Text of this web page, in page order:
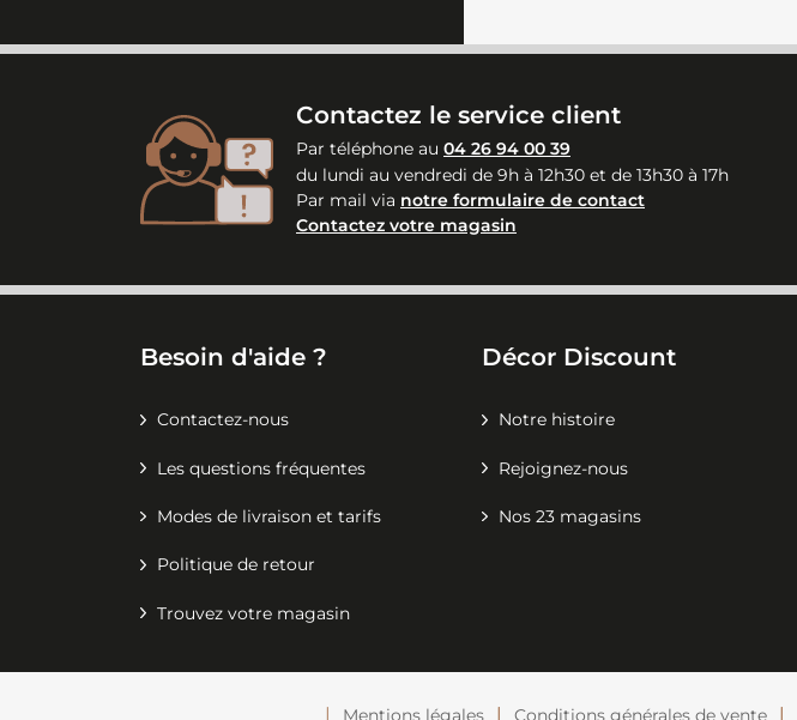
Contactez le service client
Par téléphone au 04 26 94 00 39
du lundi au vendredi de 9h à 12h30 et de 13h30 à 17h
Par mail via notre formulaire de contact
Contactez votre magasin
Besoin d'aide ?
Contactez-nous
Les questions fréquentes
Modes de livraison et tarifs
Politique de retour
Trouvez votre magasin
Décor Discount
Notre histoire
Rejoignez-nous
Nos 23 magasins
Mentions légales Conditions générales de vente